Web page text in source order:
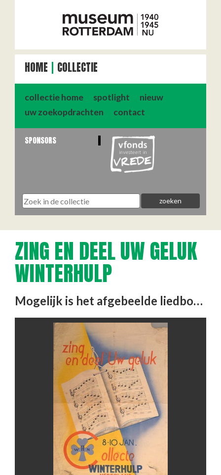
HOME COLLECTIE
collectie home spotlight
nieuw
uw zoekopdrachten
contact
SPONSORS
ZING EN DEEL UW GELUK
WINTERHULP
Mogelijk is het afgebeelde liedboek ook als miniatuur kado gegeven bij het doen van een schenking aan de winterhulp.